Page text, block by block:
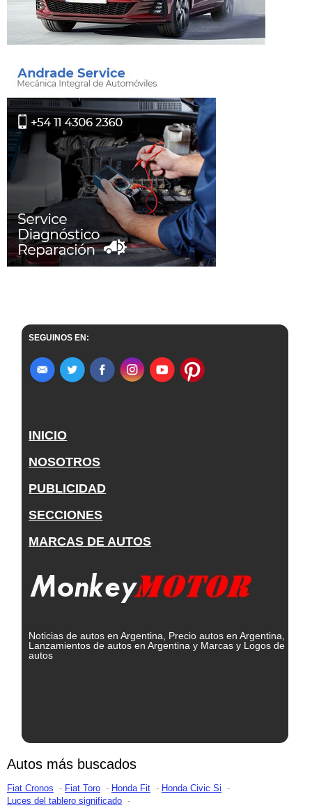
SEGUINOS EN:
INICIO
NOSOTROS
PUBLICIDAD
SECCIONES
MARCAS DE AUTOS
Noticias de autos en Argentina, Precio autos en Argentina,
Lanzamientos de autos en Argentina y Marcas y Logos de
autos
Autos más buscados
Fiat Cronos Fiat Toro Honda Fit
Honda Civic Si
Luces del tablero significado